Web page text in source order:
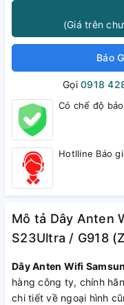
(Giá trên
Báo
Gọi0918
Có chế độ
Hotlline Báo
Mô tả Dây Anten
S23Ultra / G918
Dây Anten Wifi
hàng công ty, chính
chi tiết về ngoại hình